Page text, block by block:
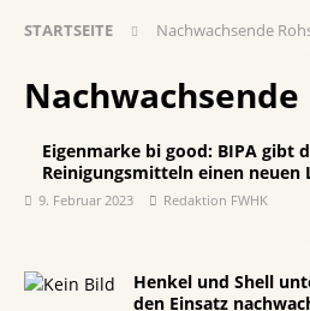
STARTSEITE Nachwachsende
Eigenmarke bi good: BIPA gibt
Reinigungsmitteln einen neuen
9. Februar 2023 Redaktion FWHK
Henkel und Shell
den Einsatz